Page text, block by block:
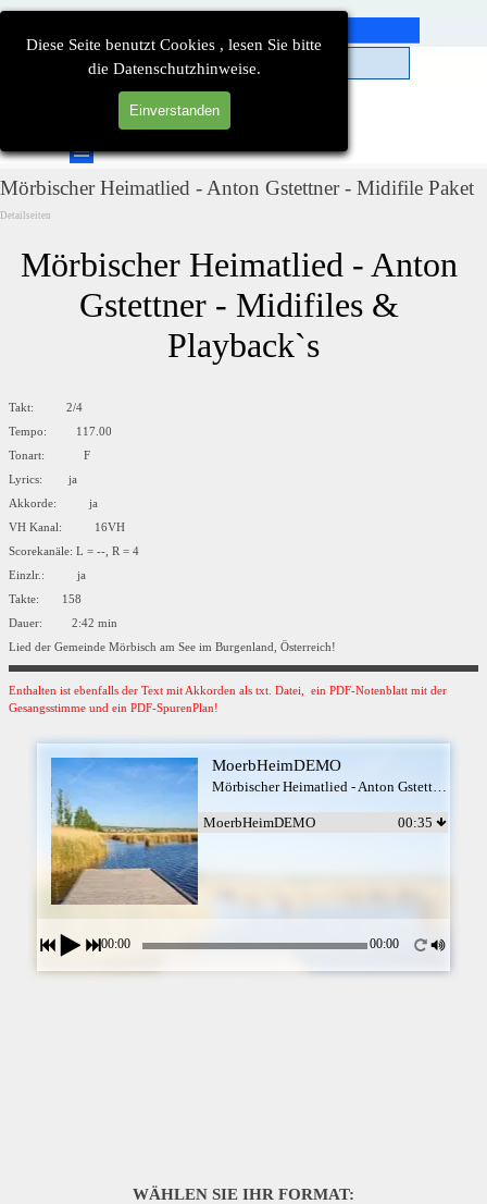
Diese Seite benutzt Cookies , lesen Sie bitte
die Datenschutzhinweise.
Einverstanden
Direkt zum Seiteninhalt
Menü überspringen
Mörbischer Heimatlied - Anton Gstettner - Midifile Paket
Detailseiten
Mörbischer Heimatlied - Anton
Gstettner - Midifiles &
Playback`s
Takt: 2/4
Tempo: 117.00
Tonart: F
Lyrics: ja
Akkorde: ja
VH Kanal: 16VH
Scorekanäle: L = --, R = 4
Einzlr.: ja
Takte: 158
Dauer: 2:42 min
Lied der Gemeinde Mörbisch am See im Burgenland, Österreich!
Enthalten ist ebenfalls der Text mit Akkorden als txt. Datei, ein PDF-Notenblatt mit der
Gesangsstimme und ein PDF-SpurenPlan!
MoerbHeimDEMO
Mörbischer Heimatlied - Anton Gstettner
MoerbHeimDEMO 00:35
00:00 00:00
WÄHLEN SIE IHR FORMAT: